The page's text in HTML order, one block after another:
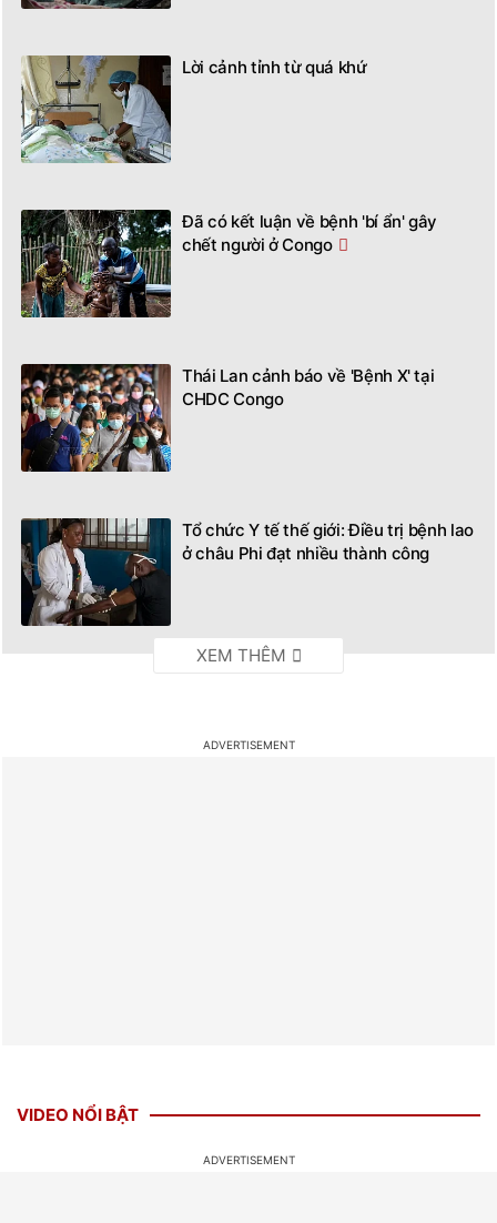
Lời cảnh tỉnh từ quá khứ
Đã có kết luận về bệnh 'bí ẩn' gây
chết người ở Congo
Thái Lan cảnh báo về 'Bệnh X' tại
CHDC Congo
Tổ chức Y tế thế giới: Điều trị bệnh lao
ở châu Phi đạt nhiều thành công
VIDEO NỔI BẬT